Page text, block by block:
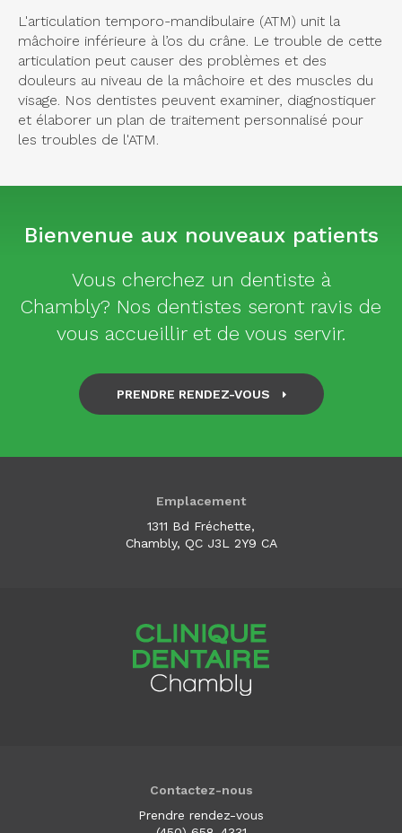
L'articulation temporo-mandibulaire (ATM) unit la
mâchoire inférieure à l’os du crâne. Le trouble de cette
articulation peut causer des problèmes et des
douleurs au niveau de la mâchoire et des muscles du
visage. Nos dentistes peuvent examiner, diagnostiquer
et élaborer un plan de traitement personnalisé pour
les troubles de l'ATM.
Bienvenue aux nouveaux patients
Vous cherchez un dentiste à
Chambly? Nos dentistes seront ravis de
vous accueillir et de vous servir.
PRENDRE RENDEZ-VOUS
Emplacement
1311 Bd Fréchette
Chambly QC J3L 2Y9 CA
Contactez-nous
Prendre rendez-vous